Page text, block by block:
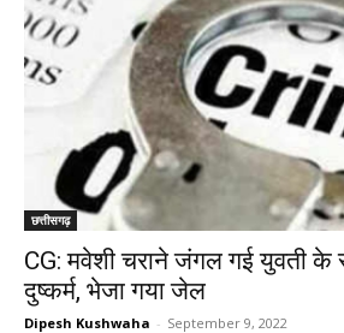
छत्तीसगढ़
CG: मवेशी चराने जंगल गई युवती के
दुष्कर्म, भेजा गया जेल
Dipesh Kushwaha - September 9, 2022